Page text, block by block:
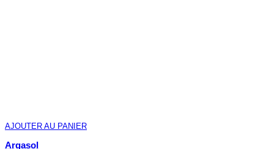
AJOUTER AU PANIER
Argasol